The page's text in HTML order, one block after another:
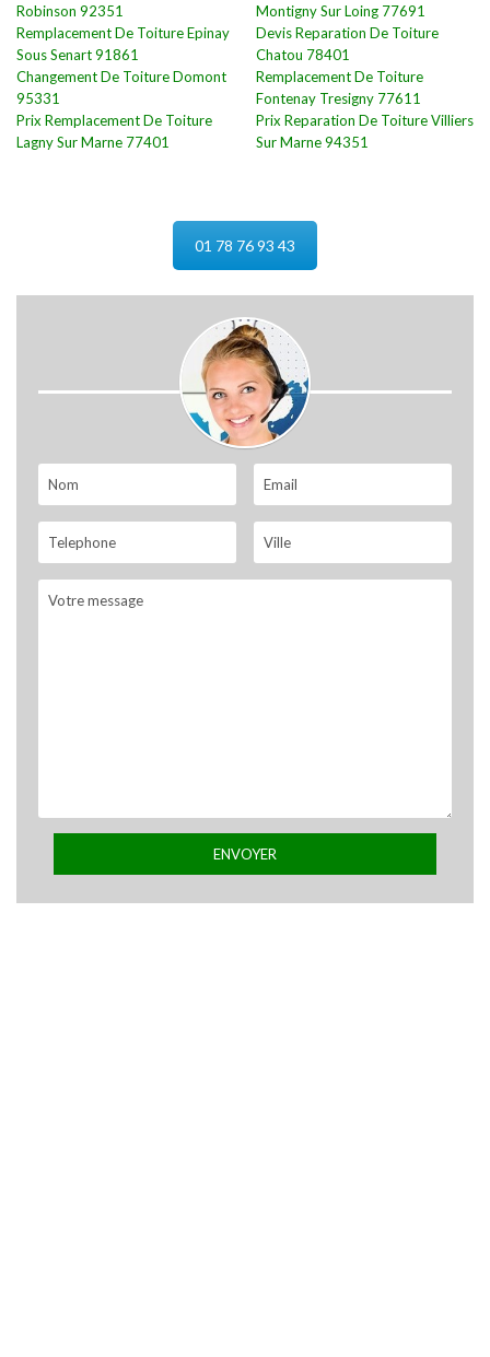
Robinson 92351
Remplacement De Toiture Epinay
Sous Senart 91861
Changement De Toiture Domont
95331
Prix Remplacement De Toiture
Lagny Sur Marne 77401
Montigny Sur Loing 77691
Devis Reparation De Toiture
Chatou 78401
Remplacement De Toiture
Fontenay Tresigny 77611
Prix Reparation De Toiture Villiers
Sur Marne 94351
01 78 76 93 43